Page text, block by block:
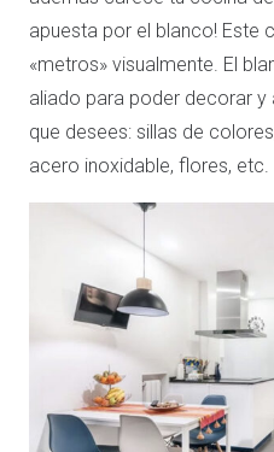
apuesta por el blanco! Este
«metros» visualmente. El
aliado para poder decorar
que desees: sillas de
acero inoxidable, flores, etc.